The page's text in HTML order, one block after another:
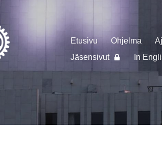
Etusivu Ohjelma
Jäsensivut
In